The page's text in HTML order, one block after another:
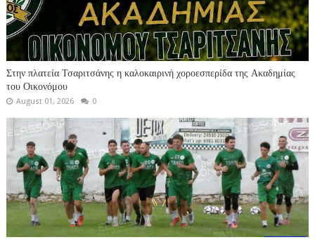
Στην πλατεία Τσαριτσάνης η καλοκαιρινή χοροεσπερίδα της Ακαδημίας
του Οικονόμου
August 01, 2026 0